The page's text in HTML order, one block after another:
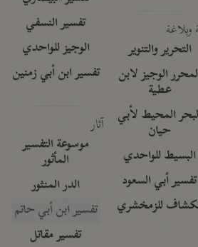
وبلاغة
التحرير والتنوير
الوجيز لابن
عطية
المحيط لأبي
حيان
البسيط للواحدي
تفسير أبي السعود
للزمخشري
تفسير النسفي
الوجيز للواحدي
تفسير ابن أبي زمنين
آثار
موسوعة التفسير
المأثور
الدر المنثور
تفسير ابن أبي حاتم
تفسير مقاتل